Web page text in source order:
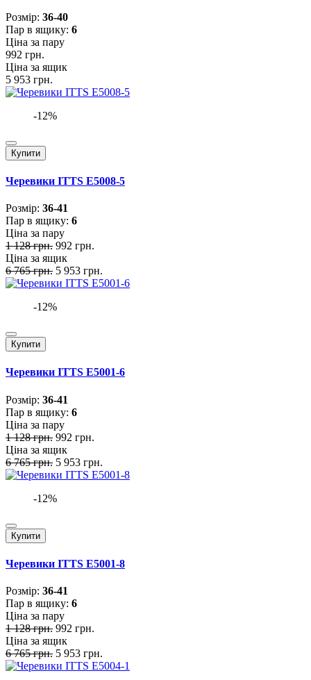
Розмiр: 36-40
Пар в ящику: 6
Ціна за пару
992 грн.
Ціна за ящик
5 953 грн.
-12%
Купити
Черевики ITTS E5008-5
Розмiр: 36-41
Пар в ящику: 6
Ціна за пару
1 128 грн. 992 грн.
Ціна за ящик
6 765 грн. 5 953 грн.
-12%
Купити
Черевики ITTS E5001-6
Розмiр: 36-41
Пар в ящику: 6
Ціна за пару
1 128 грн. 992 грн.
Ціна за ящик
6 765 грн. 5 953 грн.
-12%
Купити
Черевики ITTS E5001-8
Розмiр: 36-41
Пар в ящику: 6
Ціна за пару
1 128 грн. 992 грн.
Ціна за ящик
6 765 грн. 5 953 грн.